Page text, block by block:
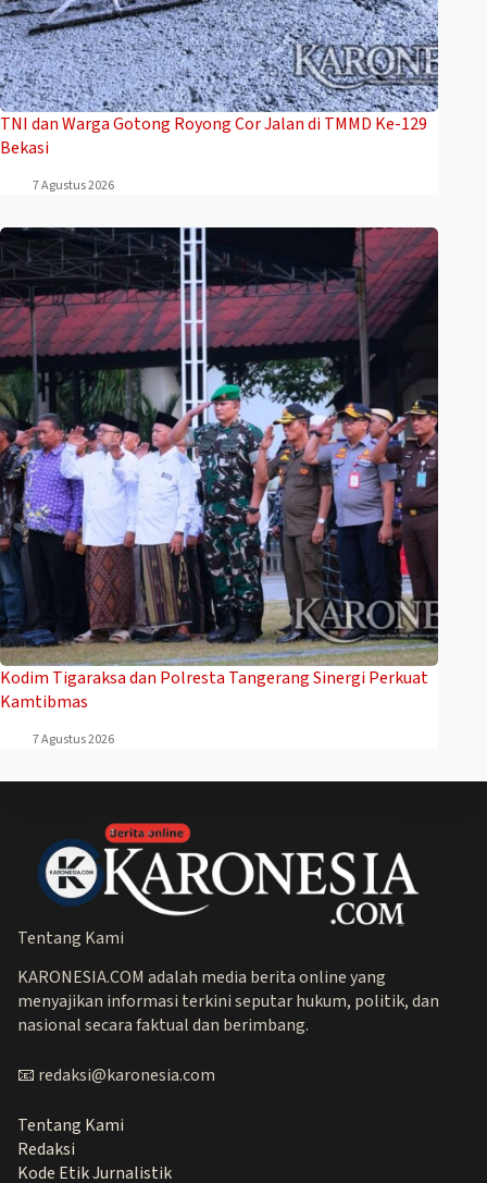
TNI dan Warga Gotong Royong Cor Jalan di TMMD Ke-129
Bekasi
7 Agustus 2026
Kodim Tigaraksa dan Polresta Tangerang Sinergi Perkuat
Kamtibmas
7 Agustus 2026
Tentang Kami
KARONESIA.COM adalah media berita online yang
menyajikan informasi terkini seputar hukum, politik, dan
nasional secara faktual dan berimbang.
📧 redaksi@karonesia.com
Tentang Kami
Redaksi
Kode Etik Jurnalistik